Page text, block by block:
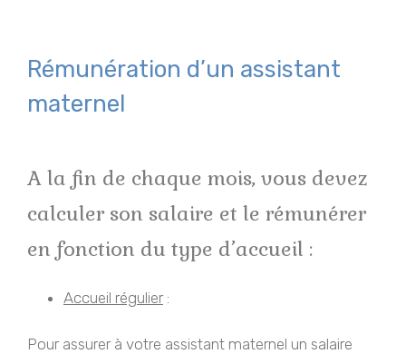
Rémunération d’un assistant
maternel
A la fin de chaque mois, vous devez
calculer son salaire et le rémunérer
en fonction du type d’accueil :
Accueil régulier:
Pour assurer à votre assistant maternel un salaire